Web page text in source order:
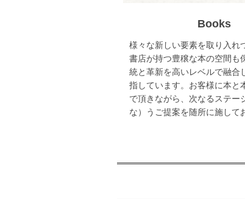
Books
様々な新しい要素を取り入れ
書店が持つ豊穣な本の空間も
統と革新を高いレベルで融合
指しています。お客様に本と
で頂きながら、次なるステー
な）うご提案を随所に施して